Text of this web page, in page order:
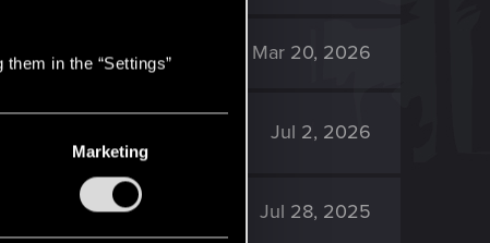
in the “Settings”
Marketing
2K Mar 20, 2026
Jul 2, 2026
688 Jul 28, 2025